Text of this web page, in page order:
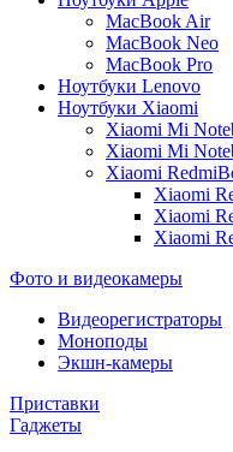
MacBook Air
MacBook Neo
MacBook Pro
Ноутбуки Lenovo
Ноутбуки Xiaomi
Xiaomi Mi
Xiaomi Mi
Xiaomi
Xiaomi
Xiaomi
Xiaomi
Фото и видеокамеры
Видеорегистраторы
Моноподы
Экшн-камеры
Приставки
Гаджеты